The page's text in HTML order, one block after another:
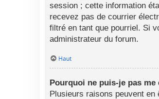
session ; cette information
recevez pas de courrier
filtré en tant que pourriel. Si
administrateur du forum.
Haut
Pourquoi ne puis-je pas me
Plusieurs raisons peuvent